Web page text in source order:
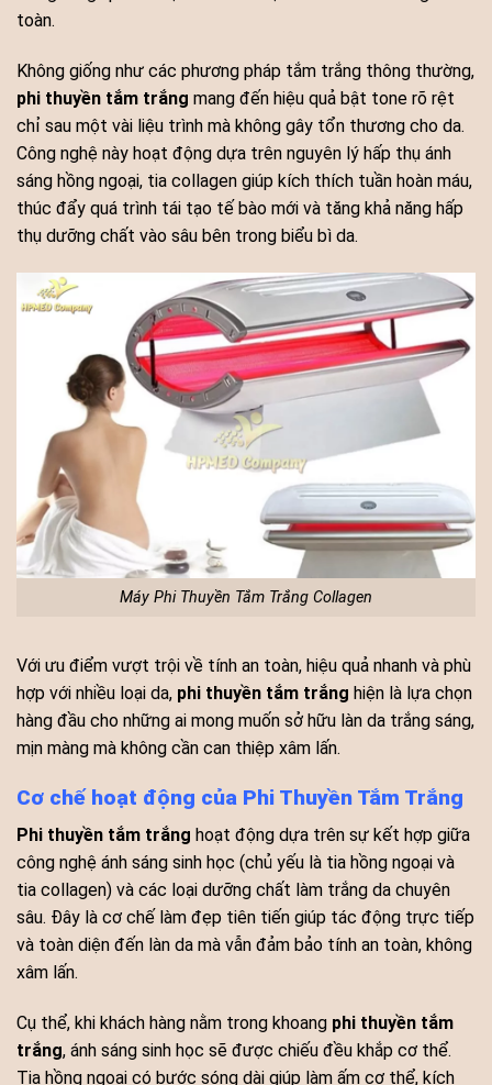
toàn.
Không giống như các phương pháp tắm trắng thông thường,
phi thuyền tắm trắng mang đến hiệu quả bật tone rõ rệt
chỉ sau một vài liệu trình mà không gây tổn thương cho da.
Công nghệ này hoạt động dựa trên nguyên lý hấp thụ ánh
sáng hồng ngoại, tia collagen giúp kích thích tuần hoàn máu,
thúc đẩy quá trình tái tạo tế bào mới và tăng khả năng hấp
thụ dưỡng chất vào sâu bên trong biểu bì da.
Máy Phi Thuyền Tắm Trắng Collagen
Với ưu điểm vượt trội về tính an toàn, hiệu quả nhanh và phù
hợp với nhiều loại da, phi thuyền tắm trắng hiện là lựa chọn
hàng đầu cho những ai mong muốn sở hữu làn da trắng sáng,
mịn màng mà không cần can thiệp xâm lấn.
Cơ chế hoạt động của Phi Thuyền Tắm Trắng
Phi thuyền tắm trắng hoạt động dựa trên sự kết hợp giữa
công nghệ ánh sáng sinh học (chủ yếu là tia hồng ngoại và
tia collagen) và các loại dưỡng chất làm trắng da chuyên
sâu. Đây là cơ chế làm đẹp tiên tiến giúp tác động trực tiếp
và toàn diện đến làn da mà vẫn đảm bảo tính an toàn, không
xâm lấn.
Cụ thể, khi khách hàng nằm trong khoang phi thuyền tắm
trắng, ánh sáng sinh học sẽ được chiếu đều khắp cơ thể.
Tia hồng ngoại có bước sóng dài giúp làm ấm cơ thể, kích